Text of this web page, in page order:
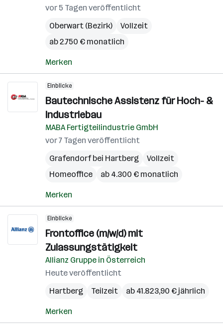
vor 5 Tagen veröffentlicht
Oberwart (Bezirk)
Vollzeit
ab 2.750 € monatlich
Merken
Einblicke
Bautechnische Assistenz für Hoch- &
Industriebau
MABA Fertigteilindustrie GmbH
vor 7 Tagen veröffentlicht
Grafendorf bei Hartberg
Vollzeit
Homeoffice
ab 4.300 € monatlich
Merken
Einblicke
Frontoffice (m/w/d) mit
Zulassungstätigkeit
Allianz Gruppe in Österreich
Heute veröffentlicht
Hartberg
Teilzeit ab 41.823,90 € jährlich
Merken